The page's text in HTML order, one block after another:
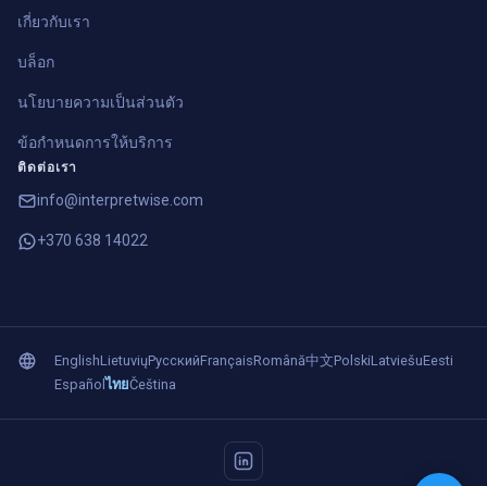
เกี่ยวกับเรา
บล็อก
นโยบายความเป็นส่วนตัว
ข้อกำหนดการให้บริการ
ติดต่อเรา
info@interpretwise.com
+370 638 14022
EnglishLietuviųРусскийFrançaisRomână中文PolskiLatviešuEesti
EspañolไทยČeština